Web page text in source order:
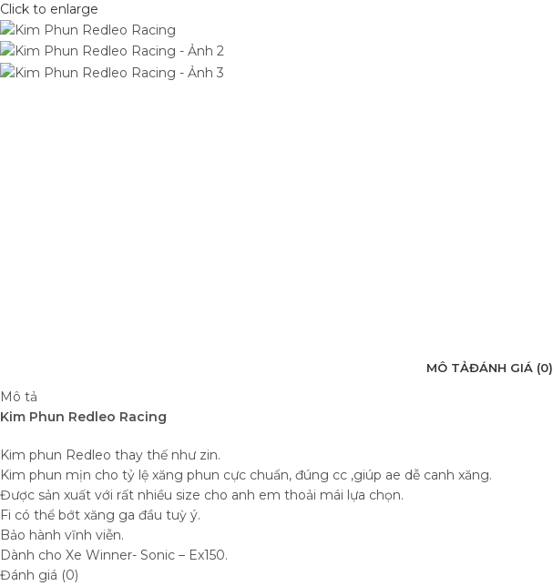
Click to enlarge
MÔ TẢĐÁNH GIÁ (0)
Mô tả
Kim Phun Redleo Racing
Kim phun Redleo thay thế như zin.
Kim phun mịn cho tỷ lệ xăng phun cực chuẩn, đúng cc ,giúp ae dễ canh xăng.
Được sản xuất với rất nhiều size cho anh em thoải mái lựa chọn.
Fi có thể bớt xăng ga đầu tuỳ ý.
Bảo hành vĩnh viễn.
Dành cho Xe Winner- Sonic – Ex150.
Đánh giá (0)